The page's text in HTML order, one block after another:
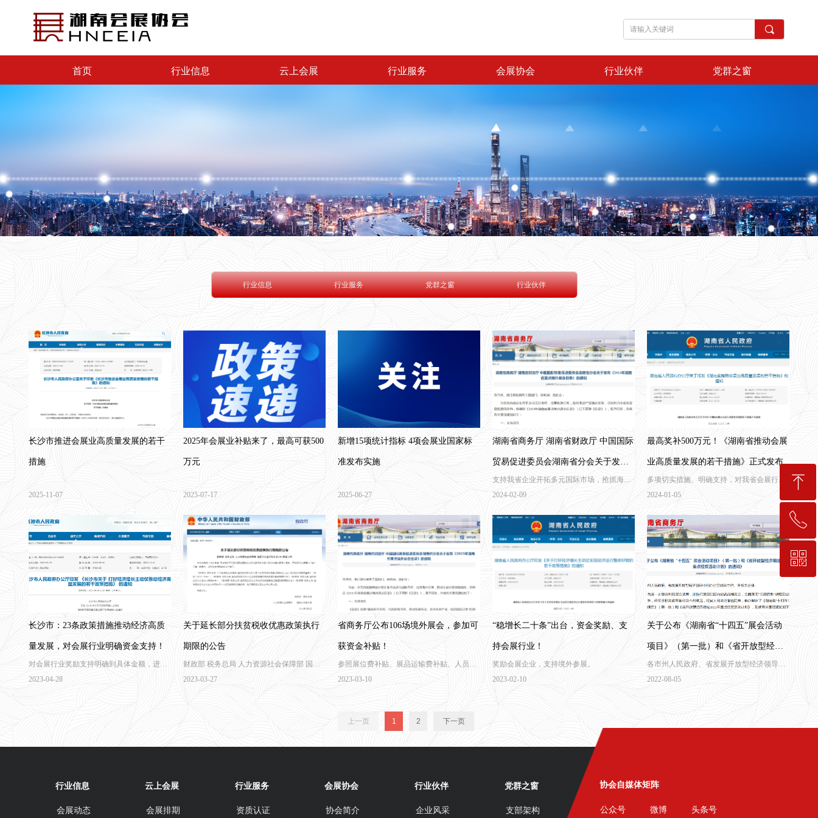
首页 行业信息 云上会展 行业服务 会展协会 行业伙伴 党群之窗
끠
行业信息 行业服务 党群之窗 行业伙伴
长沙市推进会展业高质量发展的若干
措施
2025-11-07
2025年会展业补贴来了，最高可获500
万元
2025-07-17
新增15项统计指标 4项会展业国家标
准发布实施
2025-06-27
湖南省商务厅 湖南省财政厅 中国国际
贸易促进委员会湖南省分会关于发布
《2024年湖南省重点境外展会目录》
支持我省企业开拓多元国际市场，抢抓海外
订单，有效推进产贸融合发展，切实助力全
2024-02-09
最高奖补500万元！《湖南省推动会展
业高质量发展的若干措施》正式发布
多项切实措施、明确支持，对我省会展行业
发展给出了全面指引，推动会展业高质量发
2024-01-05
长沙市：23条政策措施推动经济高质
量发展，对会展行业明确资金支持！
对会展行业奖励支持明确到具体金额，进一
步推动湖南会展高质量发展。
2023-04-28
关于延长部分扶贫税收优惠政策执行
期限的公告
财政部 税务总局 人力资源社会保障部 国家
乡村振兴局公告2021年第18号
2023-03-27
省商务厅公布106场境外展会，参加可
获资金补贴！
参照展位费补贴、展品运输费补贴、人员费
补贴、展位数量换算等标准，给予适当支
2023-03-10
“稳增长二十条”出台，资金奖励、支
持会展行业！
奖励会展企业，支持境外参展。
2023-02-10
关于公布《湖南省“十四五”展会活动
项目》（第一批）和《省开放型经济
领域2022年重点经贸活动计划》的通
各市州人民政府、省发展开放型经济领导小
组办公室成员单位、各相关企业:
2022-08-05
上一页 1 2 下一页
会展动态
行业信息
会展排期
云上会展
资质认证
行业服务
协会简介
会展协会
企业风采
行业伙伴
支部架构
党群之窗 协会自媒体矩阵
公众号 微博 头条号
ꁸ
回到顶部
ꂅ
189-7498-5834
ꀥ